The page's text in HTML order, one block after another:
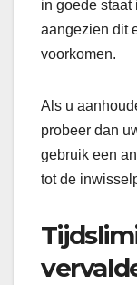
in goede staat
aangezien dit
voorkomen.
Als u
probeer dan
gebruik een
tot de